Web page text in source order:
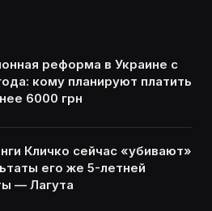
реформа в Украине с
кому планируют платить
6000 грн
Кличко сейчас «убивают»
его же 5-летней
— Лагута